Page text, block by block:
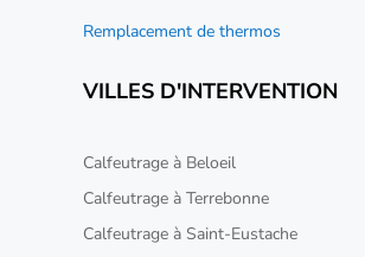
Remplacement de thermos
VILLES D'INTERVENTION
Calfeutrage à Beloeil
Calfeutrage à Terrebonne
Calfeutrage à Saint-Eustache